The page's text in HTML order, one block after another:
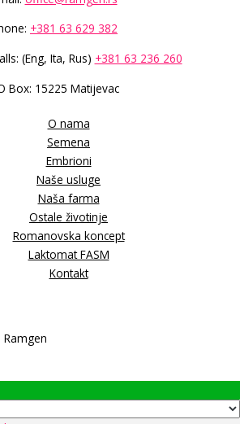
+381 63 629 382
(Eng, Ita, Rus) +381 63 236 260
Box: 15225 Matijevac
O nama
Semena
Embrioni
Naše usluge
Naša farma
Ostale životinje
Romanovska koncept
Laktomat FASM
Kontakt